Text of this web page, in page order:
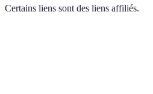
Certains liens sont des liens affiliés.